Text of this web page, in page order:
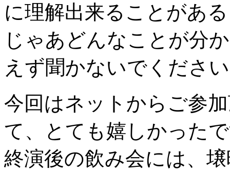
に理解出来ることがあ
じゃあどんなことが分
えず聞かないでくださ
今回はネットからご参
て、とても嬉しかった
終演後の飲み会には、